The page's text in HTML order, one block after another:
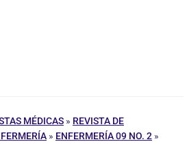
MÉDICAS » REVISTA DE
» ENFERMERÍA 09 NO. 2 »